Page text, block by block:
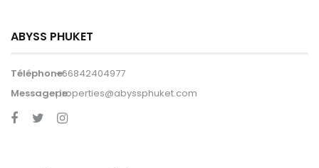
ABYSS PHUKET
Téléphone:+66842404977
Messagerie:properties@abyssphuket.com